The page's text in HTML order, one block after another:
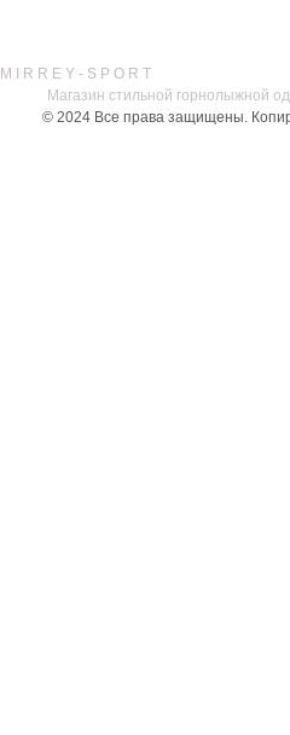
M I R R E Y - S P O R T
Магазин стильной горнолыжной
© 2024 Все права защищены.